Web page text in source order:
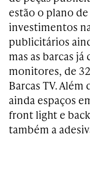
estão o plano
investimentos
publicitários
mas as barcas
monitores, de
Barcas TV.
ainda espaços
front light e
também a